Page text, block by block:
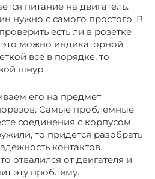
питание на двигатель.
нужно с самого простого. В
есть ли в розетке
можно индикаторной
все в порядке, то
шнур.
его на предмет
Самые проблемные
соединения с корпусом.
то придется разобрать
контактов.
отвалился от двигателя и
эту проблему.